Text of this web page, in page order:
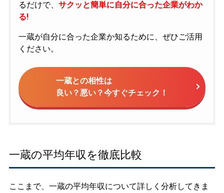
るだけで、 サクッと簡単に自分に合った企業がわか
る!
一蔵が自分に合った企業か知るために、ぜひご活用
ください。
一蔵との相性は
良い？悪い？今すぐチェック！
一蔵の平均年収を徹底比較
ここまで、一蔵の平均年収について詳しく分析してきま